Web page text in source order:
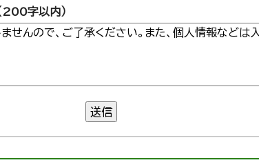
200字以内）
送信